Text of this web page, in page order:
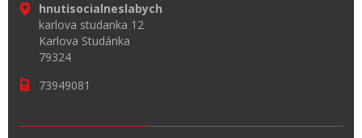
hnutisocialneslabych
karlova studanka 12
Karlova Studánka
79324
73949081